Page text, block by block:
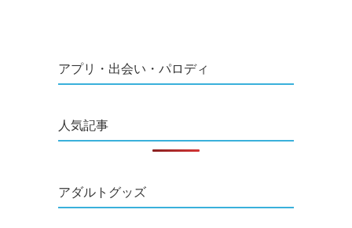
アプリ・出会い・パロディ
人気記事
アダルトグッズ